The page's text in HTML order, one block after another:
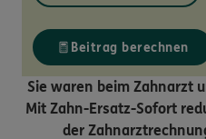
Beitrag berechnen
Sie waren beim Zahnarzt
Mit Zahn-Ersatz-Sofort
der